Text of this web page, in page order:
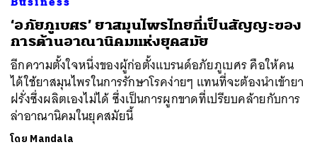
‘อภัยภูเบศร’ ยาสมุนไพรไทยที่เป็นสัญญะของ
การต้านอาณานิคมแห่งยุคสมัย
อีกความตั้งใจหนึ่งของผู้ก่อตั้งแบรนด์อภัยภูเบศร คือให้คน
ได้ใช้ยาสมุนไพรในการรักษาโรคง่ายๆ แทนที่จะต้องนำเข้ายา
ฝรั่งซึ่งผลิตเองไม่ได้ ซึ่งเป็นการผูกขาดที่เปรียบคล้ายกับการ
ล่าอาณานิคมในยุคสมัยนี้
โดย Mandala